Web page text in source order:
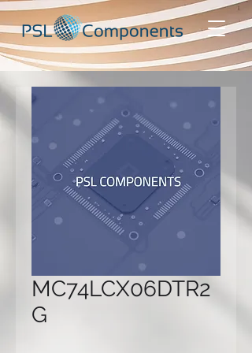
MC74LCX06DTR2
G